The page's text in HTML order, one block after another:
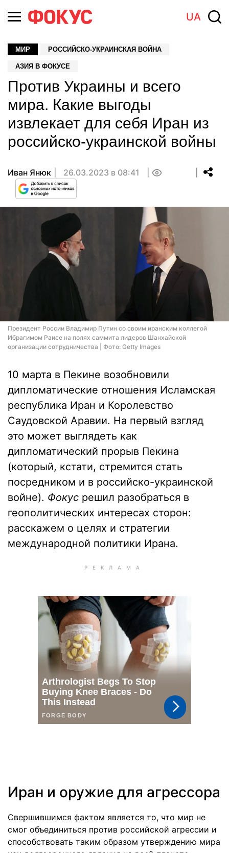
UA
МИР РОССИЙСКО-УКРАИНСКАЯ ВОЙНА
АЗИЯ В ФОКУСЕ
Против Украины и всего
мира. Какие выгоды
извлекает для себя Иран из
российско-украинской войны
Иван Янюк 26.03.2023 в 08:41
Президент России Владимир Путин со своим иранским коллегой
Ибрагимом Раисе на полях саммита лидеров Шанхайской
организации сотрудничества | Фото: Getty Images
10 марта в Пекине возобновили
дипломатические отношения Исламская
республика Иран и Королевство
Саудовской Аравии. На первый взгляд
это может выглядеть как
дипломатический прорыв Пекина
(который, кстати, стремится стать
посредником и в российско-украинской
войне). Фокус решил разобраться в
геополитических интересах сторон:
расскажем о целях и стратегии
международной политики Ирана.
Иран и оружие для агрессора
Свершившимся фактом является то, что мир не
смог объединиться против российской агрессии и
способствовать таким образом утверждению мира